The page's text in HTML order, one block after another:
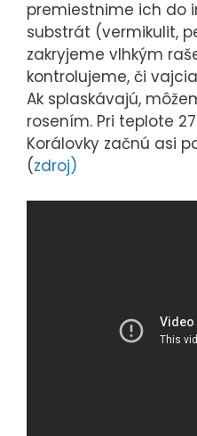
premiestnime ich do
substrát (vermikulit,
zakryjeme vlhkým
kontrolujeme, či
Ak splaskávajú,
rosením. Pri teplote
Korálovky začnú asi
(zdroj)